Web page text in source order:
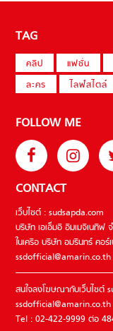
TAG
คลิป แฟชั่น
ละคร
ไลฟ์สไตล์
FOLLOW ME
CONTACT
เว็บไซต์ : sudsapda.com
บริษัท เอเอ็มอี อิมเมจิเนทีฟ
ในเครือ บริษัท อมรินทร์ คอ
ssdofficial@amarin.co.th
สนใจลงโฆษณากับเว็บไซต์
ssdofficial@amarin.co.th
Tel : 02-422-9999 ต่อ